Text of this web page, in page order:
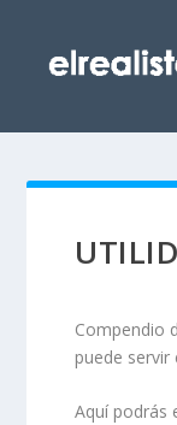
Compendio
puede servir
Aquí podrás